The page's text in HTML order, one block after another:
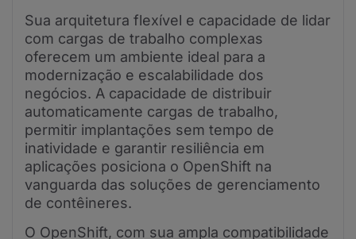
Sua arquitetura flexível e capacidade de lidar
com cargas de trabalho complexas
oferecem um ambiente ideal para a
modernização e escalabilidade dos
negócios. A capacidade de distribuir
automaticamente cargas de trabalho,
permitir implantações sem tempo de
inatividade e garantir resiliência em
aplicações posiciona o OpenShift na
vanguarda das soluções de gerenciamento
de contêineres.
O OpenShift, com sua ampla compatibilidade